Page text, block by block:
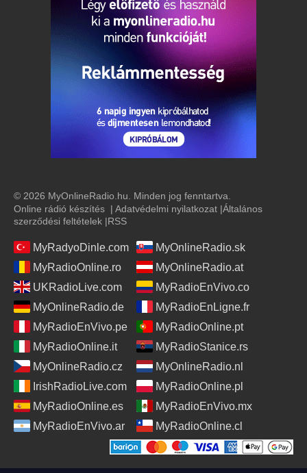
© 2026 MyOnlineRadio.hu. Minden jog fenntartva.
Online rádió készítés | Adatvédelmi nyilatkozat |Általános
szerződési feltételek |RSS
MyRadyoDinle.com
MyOnlineRadio.sk
MyRadioOnline.ro
MyOnlineRadio.at
UKRadioLive.com
MyRadioEnVivo.co
MyOnlineRadio.de
MyRadioEnLigne.fr
MyRadioEnVivo.pe
MyRadioOnline.pt
MyRadioOnline.it
MyRadioStanice.rs
MyOnlineRadio.cz
MyOnlineRadio.nl
IrishRadioLive.com
MyRadioOnline.pl
MyRadioOnline.es
MyRadioEnVivo.mx
MyRadioEnVivo.ar
MyRadioOnline.cl